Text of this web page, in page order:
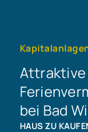
Attraktive
bei Bad
HAUS ZU